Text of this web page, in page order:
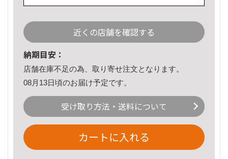
近くの店舗を確認する
納期目安：
店舗在庫不足の為、取り寄せ注文となります。
08月13日頃のお届け予定です。
受け取り方法・送料について
カートに入れる